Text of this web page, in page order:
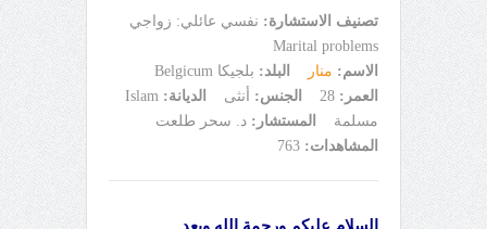
تصنيف الاستشارة: نفسي عائلي: زواجي
Marital problems
الاسم: منار البلد: بلجيكا Belgicum
العمر: 28 الجنس: أنثى الديانة: Islam
مسلمة
المستشار: د. سحر طلعت
المشاهدات: 763